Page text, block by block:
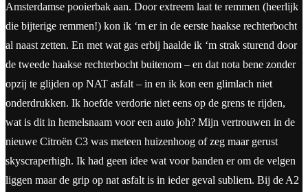
Amsterdamse pooierbak aan. Door extreem laat te remmen (heerlijk
die bijterige remmen!) kon ik ‘m er in de eerste haakse rechterbocht
al naast zetten. En met wat gas erbij haalde ik ‘m strak sturend door
de tweede haakse rechterbocht buitenom – en dat nota bene zonder
opzij te glijden op NAT asfalt – in en ik kon een glimlach niet
onderdrukken. Ik hoefde verdorie niet eens op de grens te rijden,
wat is dit in hemelsnaam voor een auto joh? Mijn vertrouwen in de
nieuwe Citroën C3 was meteen huizenhoog of zeg maar gerust
skyscraperhigh. Ik had geen idee wat voor banden er om de velgen
liggen maar de grip op nat asfalt is in ieder geval subliem. Bij de A2